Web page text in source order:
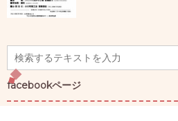
facebookページ